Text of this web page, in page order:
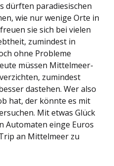
dürften paradiesischen
wie nur wenige Orte in
sie sich bei vielen
zumindest in
ohne Probleme
müssen Mittelmeer-
zumindest
dastehen. Wer also
hat, der könnte es mit
Mit etwas Glück
Automaten einge Euros
an Mittelmeer zu